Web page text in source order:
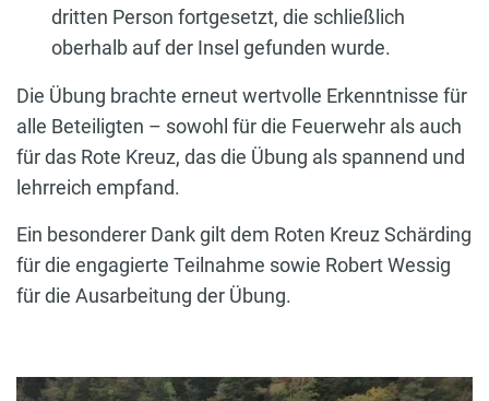
dritten Person fortgesetzt, die schließlich
oberhalb auf der Insel gefunden wurde.
Die Übung brachte erneut wertvolle Erkenntnisse für
alle Beteiligten – sowohl für die Feuerwehr als auch
für das Rote Kreuz, das die Übung als spannend und
lehrreich empfand.
Ein besonderer Dank gilt dem Roten Kreuz Schärding
für die engagierte Teilnahme sowie Robert Wessig
für die Ausarbeitung der Übung.